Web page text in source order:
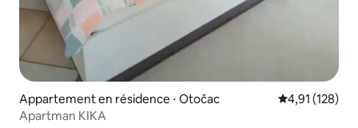
Appartement en résidence ⋅ Otočac Évaluation
4,91 (128)
Apartman KIKA